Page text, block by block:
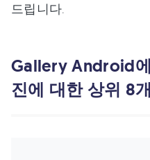
드립니다.
Gallery Android
진에 대한 상위 8